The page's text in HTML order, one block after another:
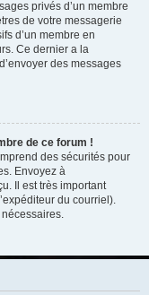
privés d’un membre
de votre messagerie
d’un membre en
Ce dernier a la
des messages
de ce forum !
des sécurités pour
Envoyez à
Il est très important
du courriel).